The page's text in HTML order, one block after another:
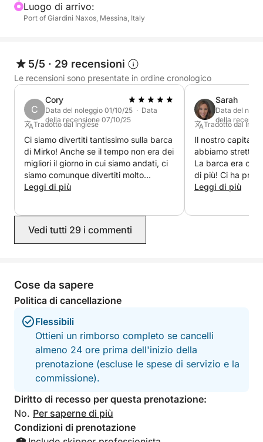
Luogo di arrivo:
Port of Giardini Naxos, Messina, Italy
5/5 · 29 recensioni
Le recensioni sono presentate in ordine cronologico
C
Cory
Data del noleggio 01/10/25 · Data
della recensione 07/10/25
Tradotto dal Inglese
Ci siamo divertiti tantissimo sulla barca
di Mirko! Anche se il tempo non era dei
migliori il giorno in cui siamo andati, ci
siamo comunque divertiti molto
rilassandoci sul ponte prendisole della
volte per assicurarsi che stessimo
bene. Lo consiglio vivamente!
Leggi di più
Sarah
Data del
della
Tradotto dal
Il nostro
abbiamo stretto
La barca era
di più! Ci ha
portato in un
Leggi di più
Vedi tutti 29 i commenti
Cose da sapere
Politica di cancellazione
Flessibili
Ottieni un rimborso completo se cancelli
almeno 24 ore prima dell'inizio della
prenotazione (escluse le spese di servizio e la
commissione).
Diritto di recesso per questa prenotazione:
No. Per saperne di più
Condizioni di prenotazione